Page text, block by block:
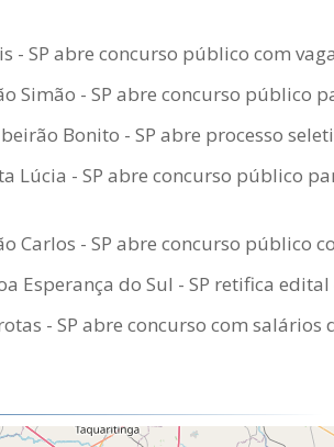
- SP abre concurso público com
Simão - SP abre concurso público
Bonito - SP abre processo
Lúcia - SP abre concurso público
Carlos - SP abre concurso público
Esperança do Sul - SP retifica
- SP abre concurso com salários